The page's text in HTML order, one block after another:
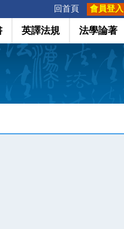
回首頁 會員登入
英譯法規 法學論著